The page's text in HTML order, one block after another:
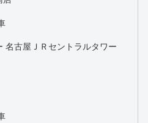
名古屋ＪＲセントラルタワー